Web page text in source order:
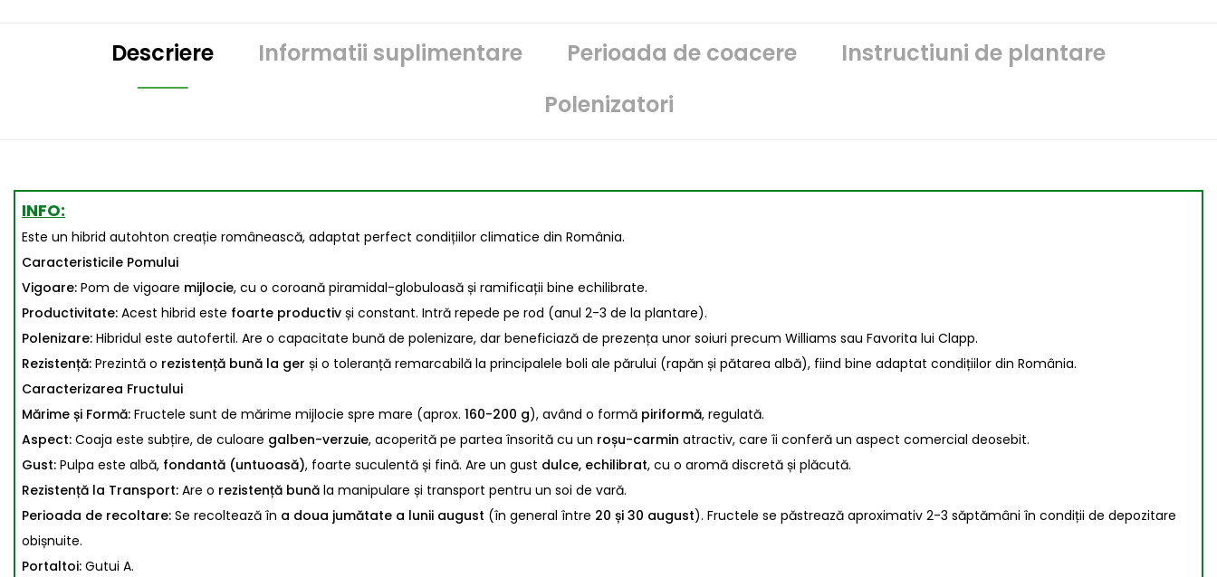
Descriere Informatii suplimentare Perioada de coacere
Instructiuni de plantare
Polenizatori
INFO:
Este un hibrid autohton creație românească, adaptat perfect condițiilor climatice din România.
Caracteristicile Pomului
Vigoare: Pom de vigoare mijlocie, cu o coroană piramidal-globuloasă și ramificații bine echilibrate.
Productivitate: Acest hibrid este foarte productiv și constant. Intră repede pe rod (anul 2-3 de la plantare).
Polenizare: Hibridul este autofertil. Are o capacitate bună de polenizare, dar beneficiază de prezența unor soiuri precum Williams sau Favorita lui Clapp.
Rezistență: Prezintă o rezistență bună la ger și o toleranță remarcabilă la principalele boli ale părului (rapăn și pătarea albă), fiind bine adaptat condițiilor din România.
Caracterizarea Fructului
Mărime și Formă: Fructele sunt de mărime mijlocie spre mare (aprox. 160-200 g), având o formă piriformă, regulată.
Aspect: Coaja este subțire, de culoare galben-verzuie, acoperită pe partea însorită cu un roșu-carmin atractiv, care îi conferă un aspect comercial deosebit.
Gust: Pulpa este albă, fondantă (untuoasă), foarte suculentă și fină. Are un gust dulce, echilibrat, cu o aromă discretă și plăcută.
Rezistență la Transport: Are o rezistență bună la manipulare și transport pentru un soi de vară.
Perioada de recoltare: Se recoltează în a doua jumătate a lunii august (în general între 20 și 30 august). Fructele se păstrează aproximativ 2-3 săptămâni în condiții de depozitare
obișnuite.
Portaltoi: Gutui A.